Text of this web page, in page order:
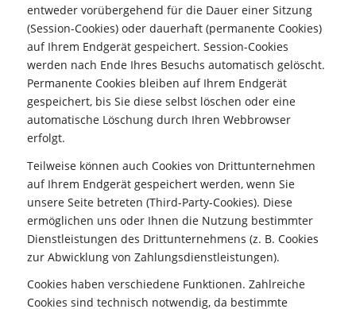
entweder vorübergehend für die Dauer einer Sitzung
(Session-Cookies) oder dauerhaft (permanente Cookies)
auf Ihrem Endgerät gespeichert. Session-Cookies
werden nach Ende Ihres Besuchs automatisch gelöscht.
Permanente Cookies bleiben auf Ihrem Endgerät
gespeichert, bis Sie diese selbst löschen oder eine
automatische Löschung durch Ihren Webbrowser
erfolgt.
Teilweise können auch Cookies von Drittunternehmen
auf Ihrem Endgerät gespeichert werden, wenn Sie
unsere Seite betreten (Third-Party-Cookies). Diese
ermöglichen uns oder Ihnen die Nutzung bestimmter
Dienstleistungen des Drittunternehmens (z. B. Cookies
zur Abwicklung von Zahlungsdienstleistungen).
Cookies haben verschiedene Funktionen. Zahlreiche
Cookies sind technisch notwendig, da bestimmte